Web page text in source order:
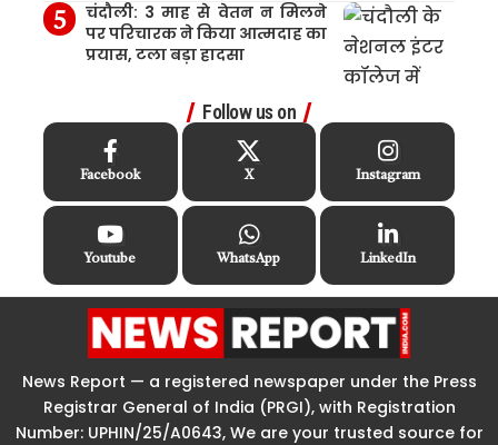
चंदौली: 3 माह से वेतन न मिलने
पर परिचारक ने किया आत्मदाह का
प्रयास, टला बड़ा हादसा
Follow us on
Facebook X Instagram
Youtube WhatsApp LinkedIn
News Report — a registered newspaper under the Press
Registrar General of India (PRGI), with Registration
Number: UPHIN/25/A0643, We are your trusted source for